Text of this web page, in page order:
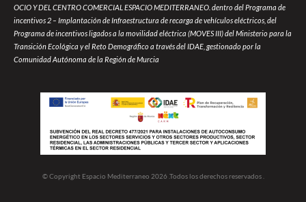
OCIO Y DEL CENTRO COMERCIAL ESPACIO MEDITERRANEO. dentro del Programa de
incentivos 2 – Implantación de Infraestructura de recarga de vehículos eléctricos, del
Programa de incentivos ligados a la movilidad eléctrica (MOVES III) del Ministerio para la
Transición Ecológica y el Reto Demográfico a través del IDAE, gestionado por la
Comunidad Autónoma de la Región de Murcia
© Copyright Espacio Mediterraneo 2026 .Todos los derechos reservados .